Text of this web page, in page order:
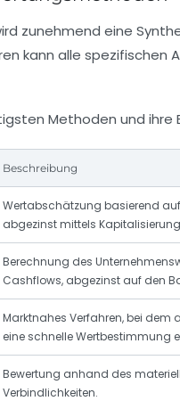
zunehmend eine
kann alle
Methoden und ihre
Beschreibung
Wertabschätzung basierend
abgezinst mittels
Berechnung des
Cashflows, abgezinst auf den
Marktnahes Verfahren, bei
eine schnelle Wertbestimmung
Bewertung anhand des
Verbindlichkeiten.